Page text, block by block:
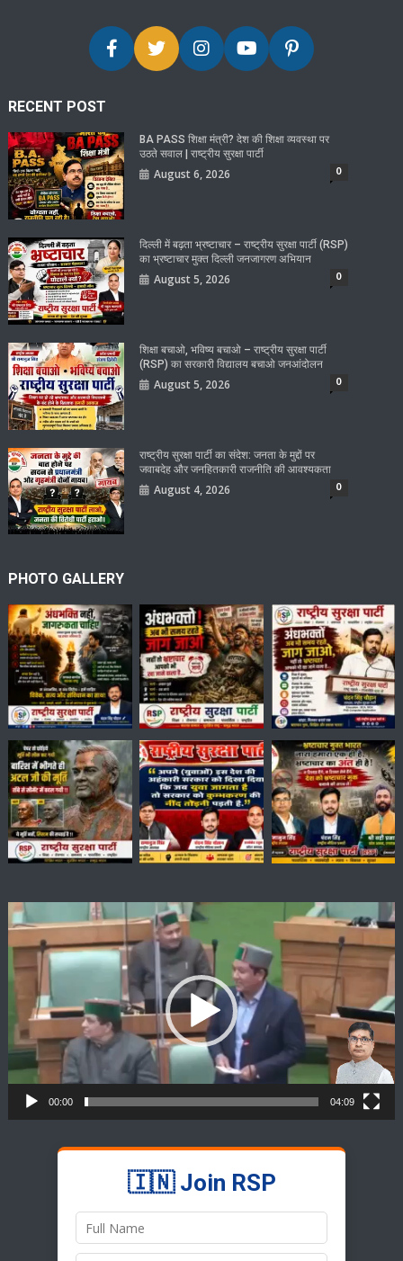
RECENT POST
BA PASS शिक्षा मंत्री? देश की शिक्षा व्यवस्था पर
उठते सवाल | राष्ट्रीय सुरक्षा पार्टी
August 6, 2026 0
दिल्ली में बढ़ता भ्रष्टाचार – राष्ट्रीय सुरक्षा पार्टी (RSP)
का भ्रष्टाचार मुक्त दिल्ली जनजागरण अभियान
August 5, 2026 0
शिक्षा बचाओ, भविष्य बचाओ – राष्ट्रीय सुरक्षा पार्टी
(RSP) का सरकारी विद्यालय बचाओ जनआंदोलन
August 5, 2026 0
राष्ट्रीय सुरक्षा पार्टी का संदेश: जनता के मुद्दों पर
जवाबदेह और जनहितकारी राजनीति की आवश्यकता
August 4, 2026 0
PHOTO GALLERY
Video
Player
00:00 04:09
🇮🇳 Join RSP